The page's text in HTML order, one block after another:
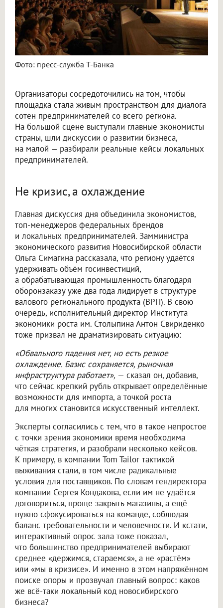
Фото: пресс-служба Т-Банка
Организаторы сосредоточились на том, чтобы
площадка стала живым пространством для диалога
сотен предпринимателей со всего региона.
На большой сцене выступали главные экономисты
страны, шли дискуссии о развитии бизнеса,
на малой — разбирали реальные кейсы локальных
предпринимателей.
Не кризис, а охлаждение
Главная дискуссия дня объединила экономистов,
топ-менеджеров федеральных брендов
и локальных предпринимателей. Замминистра
экономического развития Новосибирской области
Ольга Симагина рассказала, что региону удаётся
удерживать объём госинвестиций,
а обрабатывающая промышленность благодаря
оборонзаказу уже два года лидирует в структуре
валового регионального продукта (ВРП). В свою
очередь, исполнительный директор Института
экономики роста им. Столыпина Антон Свириденко
тоже призвал не драматизировать ситуацию:
«Обвального падения нет, но есть резкое
охлаждение. Базис сохраняется, рыночная
инфраструктура работает», — сказал он, добавив,
что сейчас крепкий рубль открывает определённые
возможности для импорта, а точкой роста
для многих становится искусственный интеллект.
Эксперты согласились с тем, что в такое непростое
с точки зрения экономики время необходима
чёткая стратегия, и разобрали несколько кейсов.
К примеру, в компании Tom Tailor тактикой
выживания стали, в том числе радикальные
условия для поставщиков. По словам гендиректора
компании Сергея Кондакова, если им не удаётся
договориться, проще закрыть магазины, а ещё
нужно сфокусироваться на команде, соблюдая
баланс требовательности и человечности. И кстати,
интерактивный опрос зала тоже показал,
что большинство предпринимателей выбирают
среднее «держимся, стараемся», а не «растём»
или «мы в кризисе». И именно в этом напряжённом
поиске опоры и прозвучал главный вопрос: каков
же всё-таки локальный код новосибирского
бизнеса?